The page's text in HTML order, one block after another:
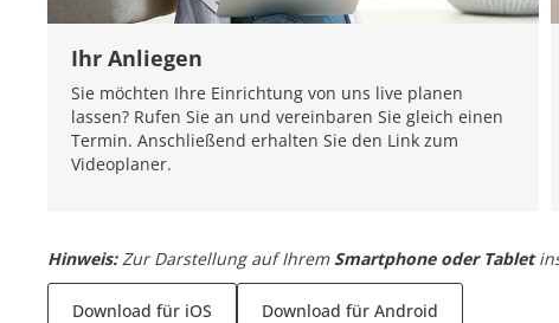
Ihr Anliegen
Sie möchten Ihre Einrichtung von uns live planen
lassen? Rufen Sie an und vereinbaren Sie gleich einen
Termin. Anschließend erhalten Sie den Link zum
Videoplaner.
Hinweis: Zur Darstellung auf Ihrem Smartphone oder Tablet
Download für iOS Download für Android